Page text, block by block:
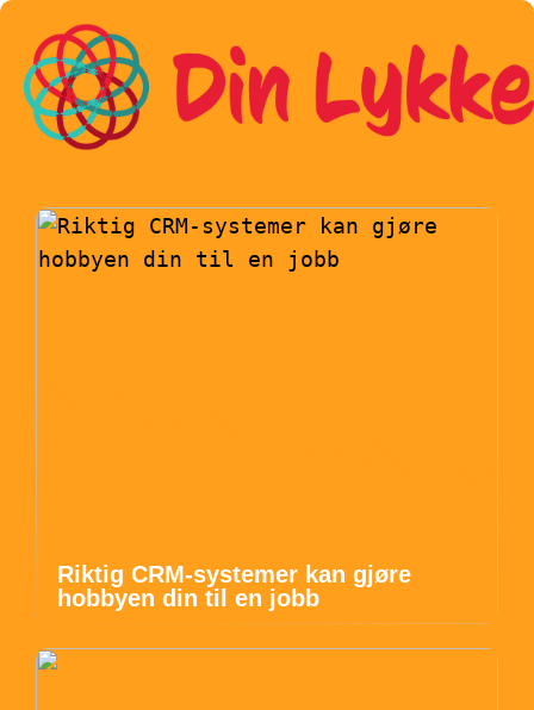
Riktig CRM-systemer kan gjøre
hobbyen din til en jobb